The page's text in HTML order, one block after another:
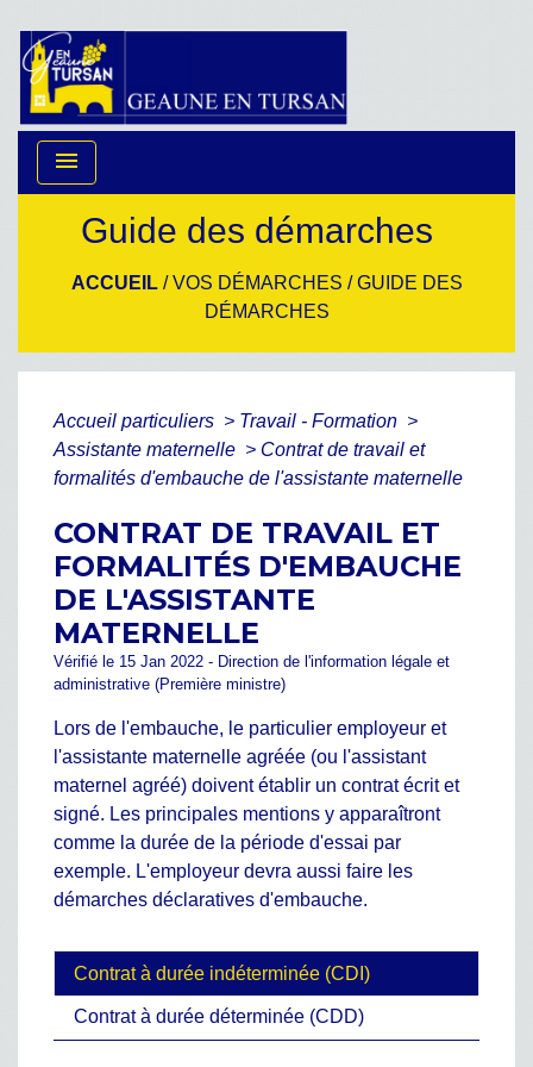
menu
Guide des démarches
ACCUEIL/VOS DÉMARCHES /GUIDE DES
DÉMARCHES
Accueil particuliers > Travail - Formation >
Assistante maternelle > Contrat de travail et
formalités d'embauche de l'assistante maternelle
CONTRAT DE TRAVAIL ET
FORMALITÉS D'EMBAUCHE
DE L'ASSISTANTE
MATERNELLE
Vérifié le 15 Jan 2022 - Direction de l'information légale et
administrative (Première ministre)
Lors de l'embauche, le particulier employeur et
l'assistante maternelle agréée (ou l'assistant
maternel agréé) doivent établir un contrat écrit et
signé. Les principales mentions y apparaîtront
comme la durée de la période d'essai par
exemple. L'employeur devra aussi faire les
démarches déclaratives d'embauche.
Contrat à durée indéterminée (CDI)
Contrat à durée déterminée (CDD)